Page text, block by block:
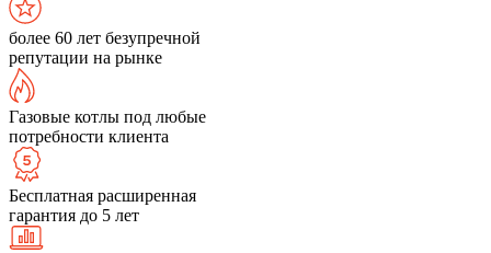
более 60 лет безупречной
репутации на рынке
Газовые котлы под любые
потребности клиента
Бесплатная расширенная
гарантия до 5 лет